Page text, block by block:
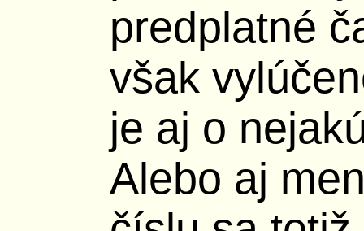
predplatné
však
je aj o
Alebo aj